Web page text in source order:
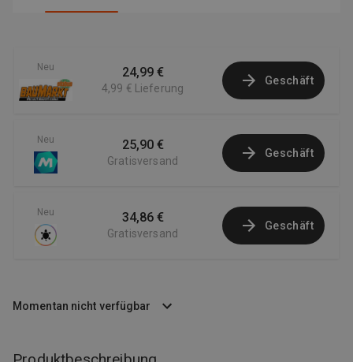
Neu 24,99 €
4,99 € Lieferung
Geschäft
Neu 25,90 €
Gratisversand
Geschäft
Neu 34,86 €
Gratisversand
Geschäft
Momentan nicht verfügbar